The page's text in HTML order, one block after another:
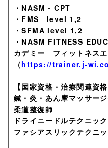
・NASM - CPT
・FMS level 1,2
・SFMA level 1,2
・NASM FITNESS
カデミー フィットネス
（https://trainer.j-
【国家資格・治療関連資格
鍼・灸・あん摩マッサー
柔道整復師
ドライニードルテクニック
ファシアスリックテクニ